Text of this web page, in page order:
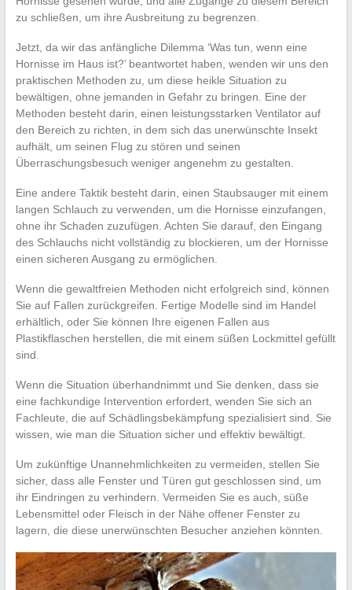
zu schließen, um ihre Ausbreitung zu begrenzen.
Jetzt, da wir das anfängliche Dilemma ‘Was tun, wenn eine
Hornisse im Haus ist?’ beantwortet haben, wenden wir uns den
praktischen Methoden zu, um diese heikle Situation zu
bewältigen, ohne jemanden in Gefahr zu bringen. Eine der
Methoden besteht darin, einen leistungsstarken Ventilator auf
den Bereich zu richten, in dem sich das unerwünschte Insekt
aufhält, um seinen Flug zu stören und seinen
Überraschungsbesuch weniger angenehm zu gestalten.
Eine andere Taktik besteht darin, einen Staubsauger mit einem
langen Schlauch zu verwenden, um die Hornisse einzufangen,
ohne ihr Schaden zuzufügen. Achten Sie darauf, den Eingang
des Schlauchs nicht vollständig zu blockieren, um der Hornisse
einen sicheren Ausgang zu ermöglichen.
Wenn die gewaltfreien Methoden nicht erfolgreich sind, können
Sie auf Fallen zurückgreifen. Fertige Modelle sind im Handel
erhältlich, oder Sie können Ihre eigenen Fallen aus
Plastikflaschen herstellen, die mit einem süßen Lockmittel gefüllt
sind.
Wenn die Situation überhandnimmt und Sie denken, dass sie
eine fachkundige Intervention erfordert, wenden Sie sich an
Fachleute, die auf Schädlingsbekämpfung spezialisiert sind. Sie
wissen, wie man die Situation sicher und effektiv bewältigt.
Um zukünftige Unannehmlichkeiten zu vermeiden, stellen Sie
sicher, dass alle Fenster und Türen gut geschlossen sind, um
ihr Eindringen zu verhindern. Vermeiden Sie es auch, süße
Lebensmittel oder Fleisch in der Nähe offener Fenster zu
lagern, die diese unerwünschten Besucher anziehen könnten.